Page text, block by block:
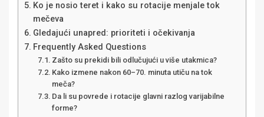
Ko je nosio teret i kako su rotacije menjale tok
mečeva
Gledajući unapred: prioriteti i očekivanja
Frequently Asked Questions
Zašto su prekidi bili odlučujući u više utakmica?
Kako izmene nakon 60–70. minuta utiču na tok
meča?
Da li su povrede i rotacije glavni razlog varijabilne
forme?